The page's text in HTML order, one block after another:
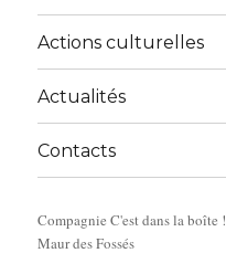
Actions culturelles
Actualités
Contacts
Compagnie C'est dans la boîte !
Maur des Fossés